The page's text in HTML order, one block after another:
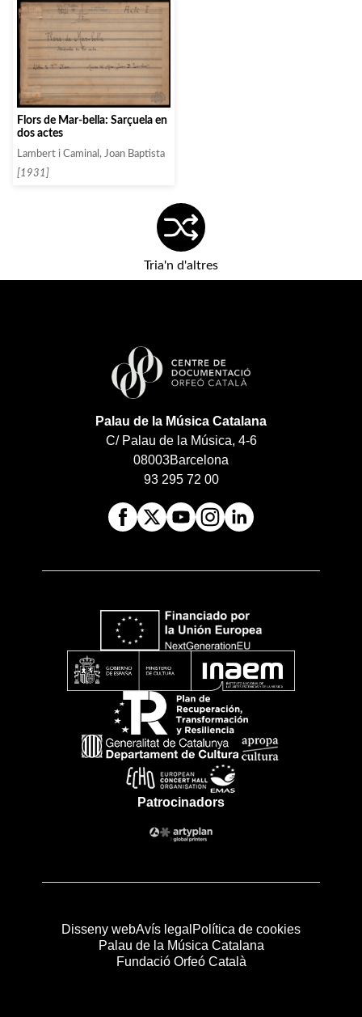
Flors de Mar-bella: Sarçuela en
dos actes
Lambert i Caminal, Joan Baptista
[1931]
Tria'n d'altres
Palau de la Música Catalana
C/ Palau de la Música, 4-6
08003Barcelona
93 295 72 00
Patrocinadors
Disseny webAvís legal Política de cookies
Palau de la Música Catalana
Fundació Orfeó Català